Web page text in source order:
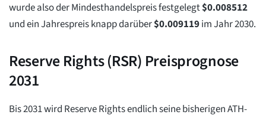
wurde also der Mindesthandelspreis festgelegt$0.008512
und ein Jahrespreis knapp darüber$0.009119im Jahr 2030.
Reserve Rights (RSR) Preisprognose
2031
Bis 2031 wird Reserve Rights endlich seine bisherigen ATH-